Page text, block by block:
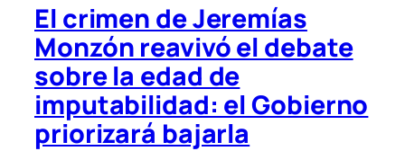
El crimen de Jeremías
Monzón reavivó el debate
sobre la edad de
imputabilidad: el Gobierno
priorizará bajarla